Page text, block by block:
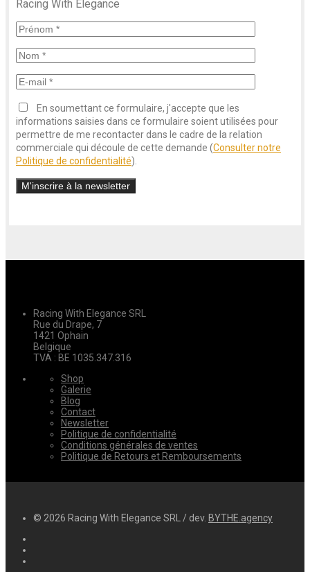
Racing With Elegance
En soumettant ce formulaire, j'accepte que les
informations saisies dans ce formulaire soient utilisées pour
permettre de me recontacter dans le cadre de la relation
commerciale qui découle de cette demande (Consulter notre
Politique de confidentialité).
Racing With Elegance SRL
Rue du Drape, 7
1421 Ophain
Belgique
TVA : BE 1035.347.316
Shop
Galerie
Blog
Contact
Newsletter
Politique de confidentialité
Conditions générales de ventes
Politique de Retours et Remboursements
© 2026 Racing With Elegance SRL / dev. BYTHE.agency